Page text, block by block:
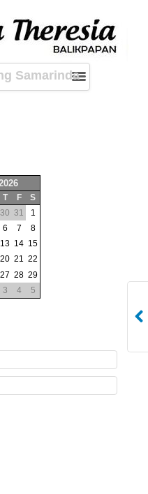
Samarinda
T F
S
30 31
1
6 7
8
13 14 15
20 21 22
27 28 29
3 4 5